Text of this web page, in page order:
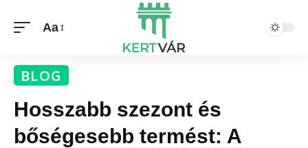
Aa
BLOG
Hosszabb szezont és
bőségesebb termést: A